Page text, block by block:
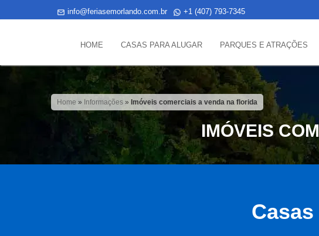
info@feriasemorlando.com.br +1 (407) 793-7345
HOME CASAS PARA ALUGAR PARQUES E ATRAÇÕES
Home » Informações » Imóveis comerciais a venda na florida
IMÓVEIS